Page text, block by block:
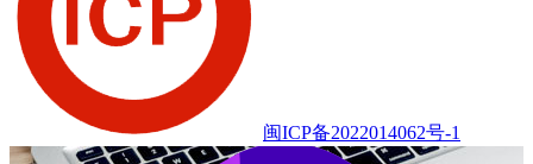
闽ICP备2022014062号-1